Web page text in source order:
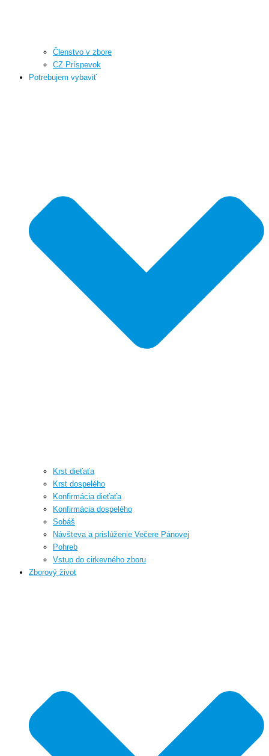
Členstvo v zbore
CZ Príspevok
Potrebujem vybaviť
Krst dieťaťa
Krst dospelého
Konfirmácia dieťaťa
Konfirmácia dospelého
Sobáš
Návšteva a prislúženie Večere Pánovej
Pohreb
Vstup do cirkevného zboru
Zborový život